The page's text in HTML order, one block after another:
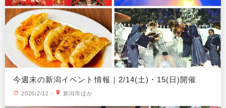
今週末の新潟イベント情報｜2/14(土)・15(日)開催
2026/2/12 ・ 新潟市ほか